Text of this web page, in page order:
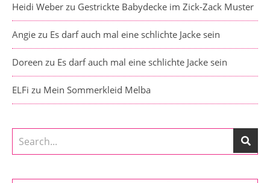
Heidi Weber zu Gestrickte Babydecke im Zick-Zack Muster
Angie zu Es darf auch mal eine schlichte Jacke sein
Doreen zu Es darf auch mal eine schlichte Jacke sein
ELFi zu Mein Sommerkleid Melba